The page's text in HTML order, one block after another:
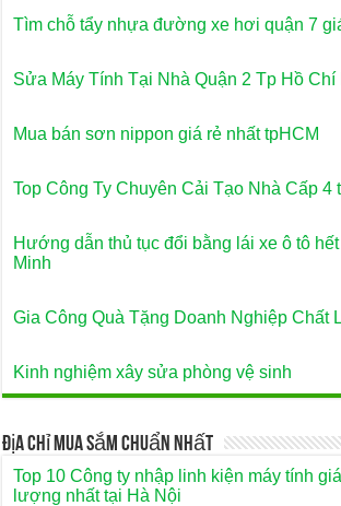
Tìm chỗ tẩy nhựa đường xe hơi quận 7
Sửa Máy Tính Tại Nhà Quận 2 Tp Hồ Chí
Mua bán sơn nippon giá rẻ nhất tpHCM
Top Công Ty Chuyên Cải Tạo Nhà Cấp 4
Hướng dẫn thủ tục đổi bằng lái xe ô tô
Minh
Gia Công Quà Tặng Doanh Nghiệp Chất
Kinh nghiệm xây sửa phòng vệ sinh
Địa Chỉ Mua Sắm Chuẩn Nhất
Top 10 Công ty nhập linh kiện máy tính
lượng nhất tại Hà Nội